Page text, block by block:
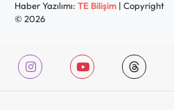
Haber Yazılımı: TE Bilişim| Copyright
© 2026